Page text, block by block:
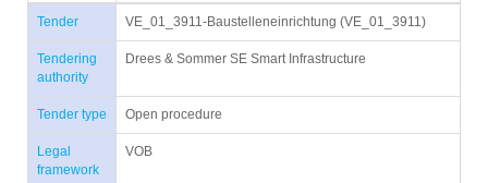
Tender VE_01_3911-Baustelleneinrichtung (VE_01_3911)
Tendering
authority
Drees & Sommer SE Smart Infrastructure
Tender type Open procedure
Legal
framework
VOB